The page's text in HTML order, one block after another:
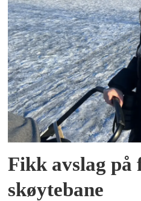
Fikk avslag på
skøytebane